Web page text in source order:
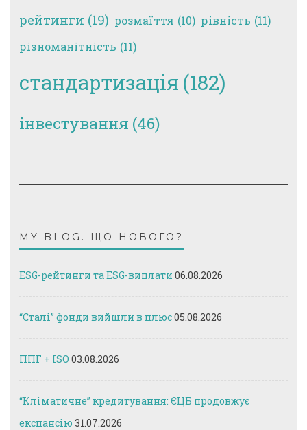
рейтинги (19) розмаїття (10) рівність (11)
різноманітність (11)
стандартизація (182)
інвестування (46)
MY BLOG. ЩО НОВОГО?
ESG-рейтинги та ESG-виплати 06.08.2026
“Сталі” фонди вийшли в плюс05.08.2026
ППГ + ISO 03.08.2026
“Кліматичне” кредитування: ЄЦБ продовжує
експансію 31.07.2026